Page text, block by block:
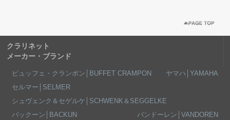
クラリネット
メーカー・ブランド
ビュッフェ・クランポン│BUFFET CRAMPON
ヤマハ│YAMAHA
セルマー│SELMER
シュヴェンク＆セゲルケ│SCHWENK＆SEGGELKE
バックーン│BACKUN
バンドーレン│VANDOREN